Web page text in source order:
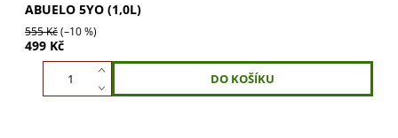
ABUELO 5YO (1,0L)
555 Kč(–10 %)
499 Kč